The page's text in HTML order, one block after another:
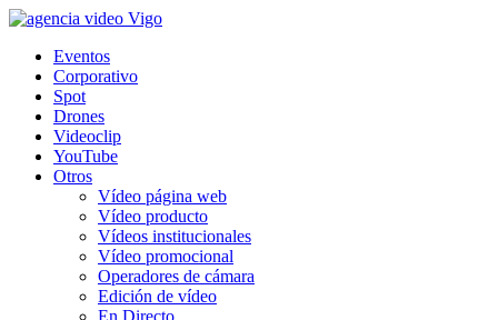
Eventos
Corporativo
Spot
Drones
Videoclip
YouTube
Otros
Vídeo página web
Vídeo producto
Vídeos institucionales
Vídeo promocional
Operadores de cámara
Edición de vídeo
En Directo